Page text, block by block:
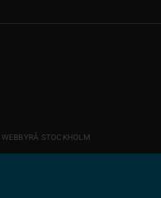
WEBBYRÅ STOCKHOLM